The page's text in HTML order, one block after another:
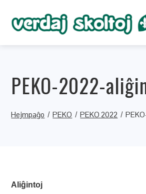
PEKO-2022-
Hejmpaĝo PEKO PEKO 2022
Aliĝintoj